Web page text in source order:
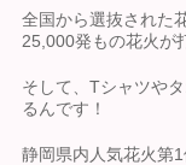
全国から選抜された
25,000発もの花火が
そして、Tシャツや
るんです！
静岡県内人気花火第1